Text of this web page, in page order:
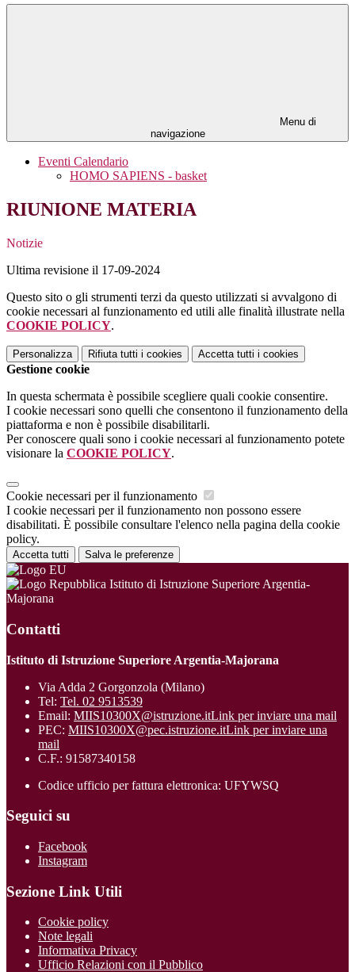
Menu di
navigazione
Eventi Calendario
HOMO SAPIENS - basket
RIUNIONE MATERIA
Notizie
Ultima revisione il 17-09-2024
Questo sito o gli strumenti terzi da questo utilizzati si avvalgono di
cookie necessari al funzionamento ed utili alle finalità illustrate nella
COOKIE POLICY.
Personalizza Rifiuta tutti i cookies Accetta tutti i cookies
Gestione cookie
In questa schermata è possibile scegliere quali cookie consentire.
I cookie necessari sono quelli che consentono il funzionamento della
piattaforma e non è possibile disabilitarli.
Per conoscere quali sono i cookie necessari al funzionamento potete
visionare la COOKIE POLICY.
Cookie necessari per il funzionamento
I cookie necessari per il funzionamento non possono essere
disabilitati. È possibile consultare l'elenco nella pagina della cookie
policy.
Accetta tutti Salva le preferenze
Istituto di Istruzione Superiore Argentia-
Majorana
Contatti
Istituto di Istruzione Superiore Argentia-Majorana
Via Adda 2 Gorgonzola (Milano)
Tel: Tel. 02 9513539
Email: MIIS10300X@istruzione.itLink per inviare una mail
PEC: MIIS10300X@pec.istruzione.itLink per inviare una
mail
C.F.: 91587340158
Codice ufficio per fattura elettronica: UFYWSQ
Seguici su
Facebook
Instagram
Sezione Link Utili
Cookie policy
Note legali
Informativa Privacy
Ufficio Relazioni con il Pubblico